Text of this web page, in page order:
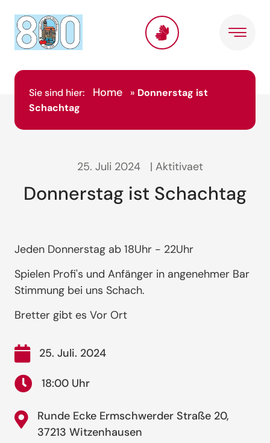
Sie sind hier: Home » Donnerstag ist
Schachtag
25. Juli 2024 | Aktitivaet
Donnerstag ist Schachtag
Jeden Donnerstag ab 18Uhr - 22Uhr
Spielen Profi's und Anfänger in angenehmer Bar
Stimmung bei uns Schach.
Bretter gibt es Vor Ort
25. Juli. 2024
18:00 Uhr
Runde Ecke Ermschwerder Straße 20,
37213 Witzenhausen